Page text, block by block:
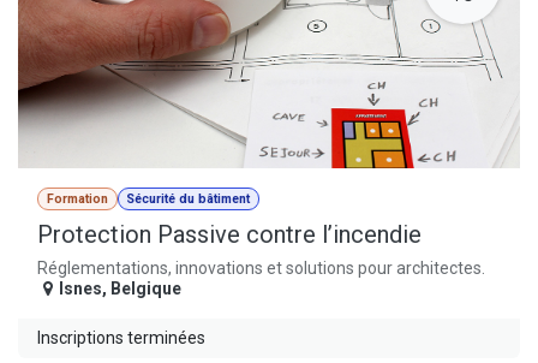
Formation Sécurité du bâtiment
Protection Passive contre l’incendie
Réglementations, innovations et solutions pour architectes.
Isnes, Belgique
Inscriptions terminées